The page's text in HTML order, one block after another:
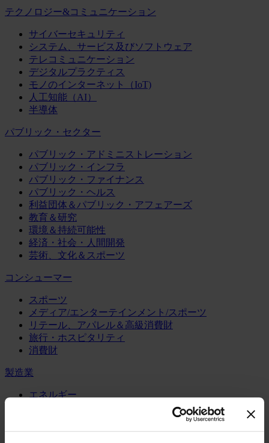
テクノロジー&コミュニケーション
サイバーセキュリティ
システム、サービス及びソフトウェア
テレコミュニケーション
デジタルプラクティス
モノのインターネット（IoT)
人工知能（AI）
半導体
パブリック・セクター
パブリック・アドミニストレーション
パブリック・インフラ
パブリック・ファイナンス
パブリック・ヘルス
利益団体＆パブリック・アフェアーズ
教育＆研究
環境＆持続可能性
経済・社会・人間開発
芸術、文化＆スポーツ
コンシューマー
スポーツ
メディア/エンターテインメント/スポーツ
リテール、アパレル＆高級消費財
旅行・ホスピタリティ
消費財
製造業
エネルギー
自動車・輸送機器